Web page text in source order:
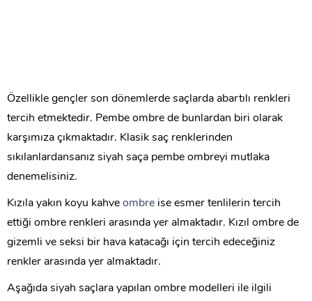
Özellikle gençler son dönemlerde saçlarda abartılı renkleri
tercih etmektedir. Pembe ombre de bunlardan biri olarak
karşımıza çıkmaktadır. Klasik saç renklerinden
sıkılanlardansanız siyah saça pembe ombreyi mutlaka
denemelisiniz.
Kızıla yakın koyu kahve ombre ise esmer tenlilerin tercih
ettiği ombre renkleri arasında yer almaktadır. Kızıl ombre de
gizemli ve seksi bir hava katacağı için tercih edeceğiniz
renkler arasında yer almaktadır.
Aşağıda siyah saçlara yapılan ombre modelleri ile ilgili